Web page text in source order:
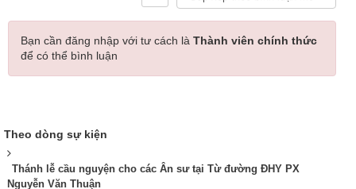
Bạn cần đăng nhập với tư cách là Thành viên chính thức
để có thể bình luận
Theo dòng sự kiện
Thánh lễ cầu nguyện cho các Ân sư tại Từ đường ĐHY PX
Nguyễn Văn Thuận